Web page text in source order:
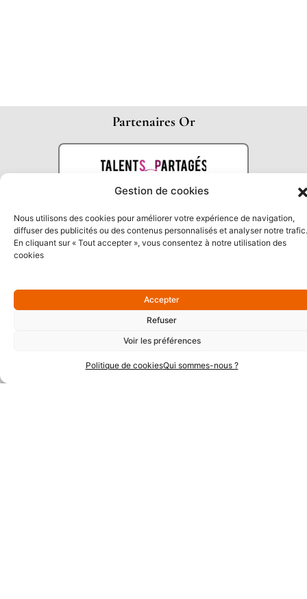
Gestion de cookies
Nous utilisons des cookies pour améliorer votre expérience de navigation,
diffuser des publicités ou des contenus personnalisés et analyser notre trafic.
En cliquant sur « Tout accepter », vous consentez à notre utilisation des
cookies
Accepter
Refuser
Voir les préférences
Politique de cookiesQui sommes-nous ?
Partenaires Or
Partenaires Argent